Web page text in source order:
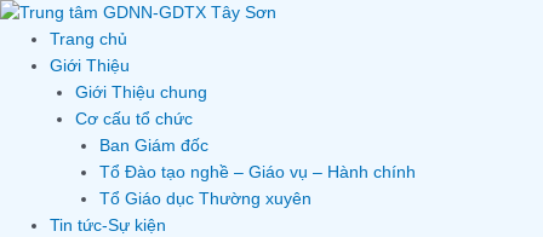
Skip
content
Trang chủ
Giới Thiệu
Giới Thiệu chung
Cơ cấu tổ chức
Ban Giám đốc
Tổ Đào tạo nghề – Giáo vụ – Hành chính
Tổ Giáo dục Thường xuyên
Tin tức-Sự kiện